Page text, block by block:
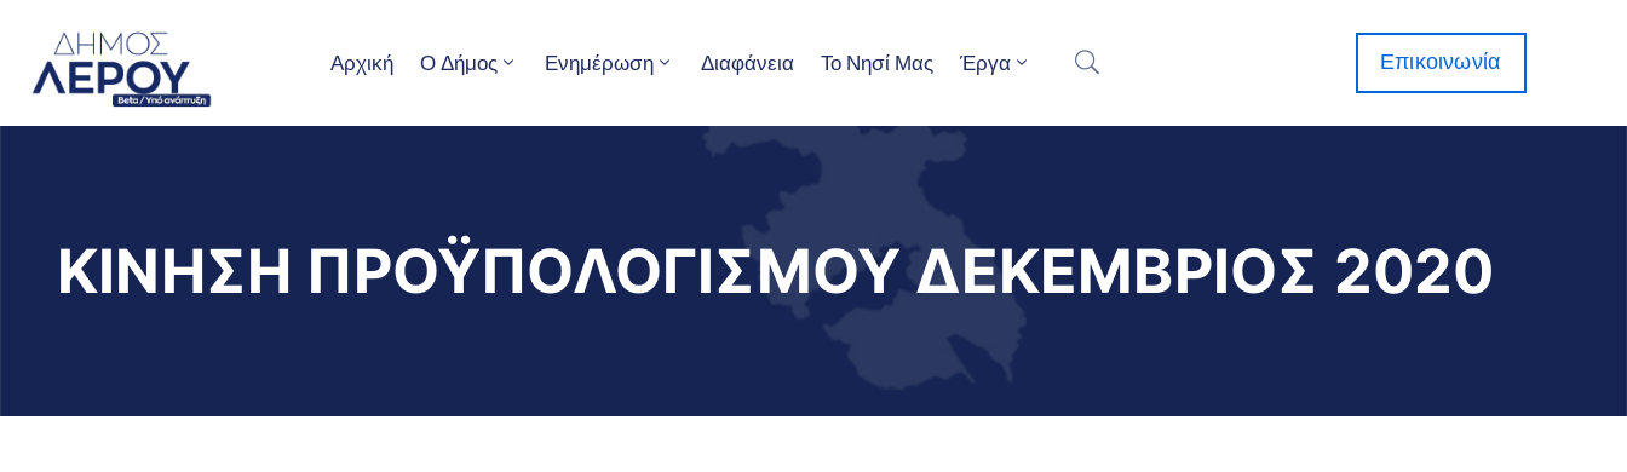
Αρχική Ο Δήμος Ενημέρωση Διαφάνεια Το Νησί Μας Έργα Επικοινωνία
ΚΙΝΗΣΗ ΠΡΟΫΠΟΛΟΓΙΣΜΟΥ ΔΕΚΕΜΒΡΙΟΣ 2020